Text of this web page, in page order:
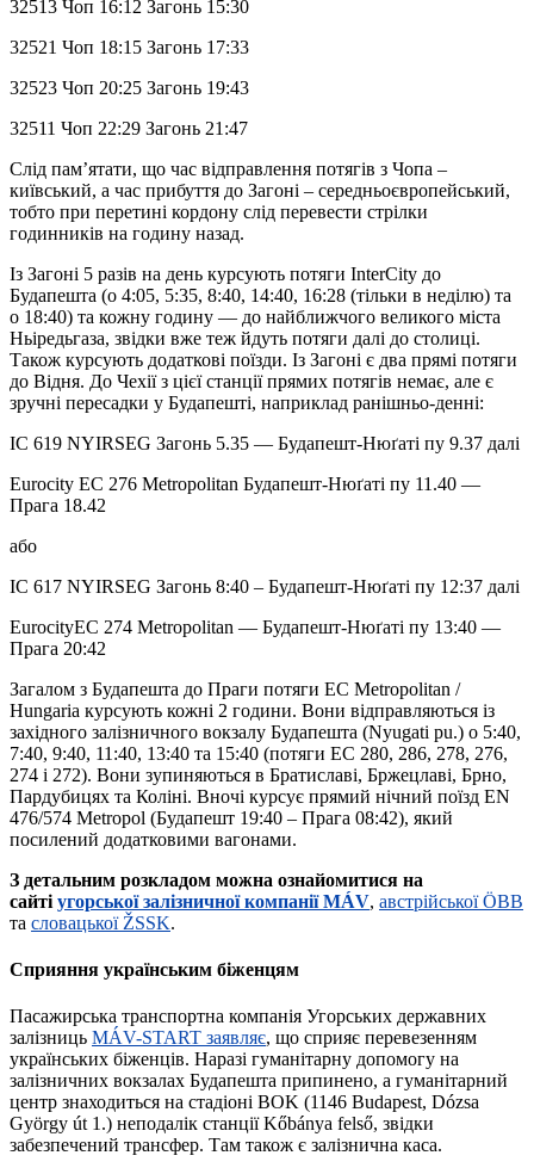
32513 Чоп 16:12 Загонь 15:30
32521 Чоп 18:15 Загонь 17:33
32523 Чоп 20:25 Загонь 19:43
32511 Чоп 22:29 Загонь 21:47
Слід пам’ятати, що час відправлення потягів з Чопа –
київський, а час прибуття до Загоні – середньоєвропейський,
тобто при перетині кордону слід перевести стрілки
годинників на годину назад.
Із Загоні 5 разів на день курсують потяги InterCity до
Будапешта (о 4:05, 5:35, 8:40, 14:40, 16:28 (тільки в неділю) та
о 18:40) та кожну годину — до найближчого великого міста
Ньіредьгаза, звідки вже теж йдуть потяги далі до столиці.
Також курсують додаткові поїзди. Із Загоні є два прямі потяги
до Відня. До Чехії з цієї станції прямих потягів немає, але є
зручні пересадки у Будапешті, наприклад ранішньо-денні:
IC 619 NYIRSEG Загонь 5.35 — Будапешт-Нюґаті пу 9.37 далі
Eurocity EC 276 Metropolitan Будапешт-Нюґаті пу 11.40 —
Прага 18.42
або
IC 617 NYIRSEG Загонь 8:40 – Будапешт-Нюґаті пу 12:37 далі
EurocityEC 274 Metropolitan — Будапешт-Нюґаті пу 13:40 —
Прага 20:42
Загалом з Будапешта до Праги потяги EC Metropolitan /
Hungaria курсують кожні 2 години. Вони відправляються із
західного залізничного вокзалу Будапешта (Nyugati pu.) о 5:40,
7:40, 9:40, 11:40, 13:40 та 15:40 (потяги EC 280, 286, 278, 276,
274 і 272). Вони зупиняються в Братиславі, Бржецлаві, Брно,
Пардубицях та Коліні. Вночі курсує прямий нічний поїзд EN
476/574 Metropol (Будапешт 19:40 – Прага 08:42), який
посилений додатковими вагонами.
З детальним розкладом можна ознайомитися на
сайті угорської залізничної компанії MÁV, австрійської ÖBB
та словацької ŽSSK.
Сприяння українським біженцям
Пасажирська транспортна компанія Угорських державних
залізниць MÁV-START заявляє, що сприяє перевезенням
українських біженців. Наразі гуманітарну допомогу на
залізничних вокзалах Будапешта припинено, а гуманітарний
центр знаходиться на стадіоні BOK (1146 Budapest, Dózsa
György út 1.) неподалік станції Kőbánya felső, звідки
забезпечений трансфер. Там також є залізнична каса.